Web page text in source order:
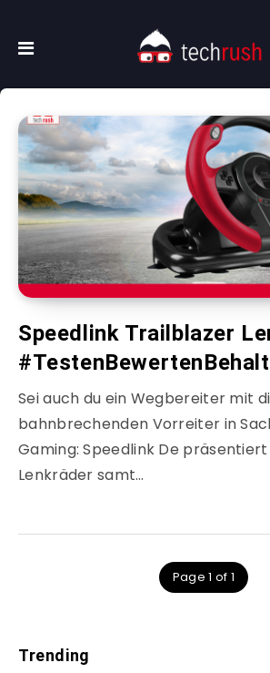
Speedlink Trailblazer
Sei auch du ein Wegbereiter mit
bahnbrechenden Vorreiter in
Gaming: Speedlink De
Lenkräder samt…
Page 1 of 1
Trending